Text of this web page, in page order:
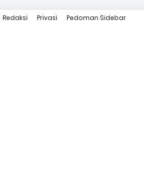
Redaksi Privasi Pedoman Sidebar